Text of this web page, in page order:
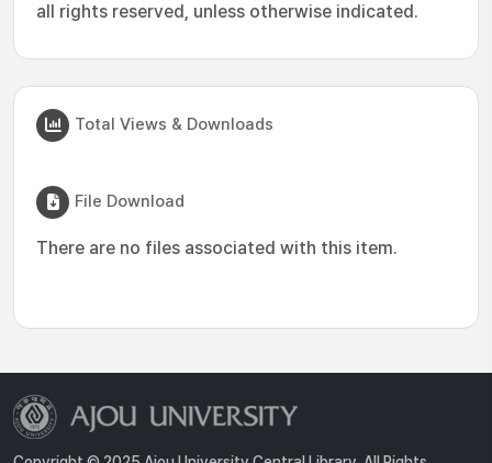
all rights reserved, unless otherwise indicated.
Total Views & Downloads
File Download
There are no files associated with this item.